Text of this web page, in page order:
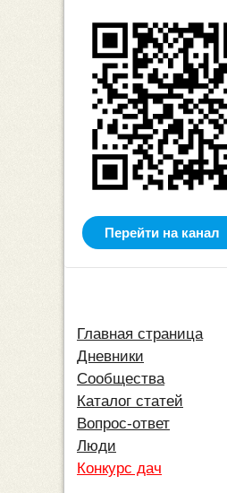
Перейти на канал
Главная страница
Дневники
Сообщества
Каталог статей
Вопрос-ответ
Люди
Конкурс дач